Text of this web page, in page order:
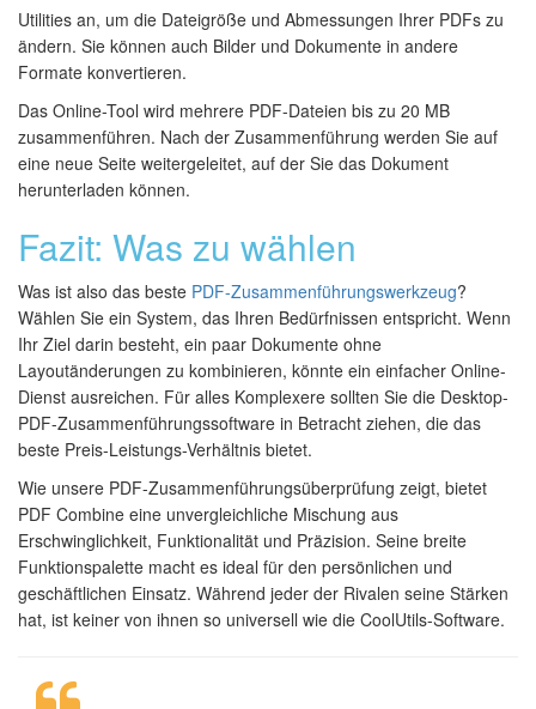
Utilities an, um die Dateigröße und Abmessungen Ihrer PDFs zu
ändern. Sie können auch Bilder und Dokumente in andere
Formate konvertieren.
Das Online-Tool wird mehrere PDF-Dateien bis zu 20 MB
zusammenführen. Nach der Zusammenführung werden Sie auf
eine neue Seite weitergeleitet, auf der Sie das Dokument
herunterladen können.
Fazit: Was zu wählen
Was ist also das beste PDF-Zusammenführungswerkzeug?
Wählen Sie ein System, das Ihren Bedürfnissen entspricht. Wenn
Ihr Ziel darin besteht, ein paar Dokumente ohne
Layoutänderungen zu kombinieren, könnte ein einfacher Online-
Dienst ausreichen. Für alles Komplexere sollten Sie die Desktop-
PDF-Zusammenführungssoftware in Betracht ziehen, die das
beste Preis-Leistungs-Verhältnis bietet.
Wie unsere PDF-Zusammenführungsüberprüfung zeigt, bietet
PDF Combine eine unvergleichliche Mischung aus
Erschwinglichkeit, Funktionalität und Präzision. Seine breite
Funktionspalette macht es ideal für den persönlichen und
geschäftlichen Einsatz. Während jeder der Rivalen seine Stärken
hat, ist keiner von ihnen so universell wie die CoolUtils-Software.